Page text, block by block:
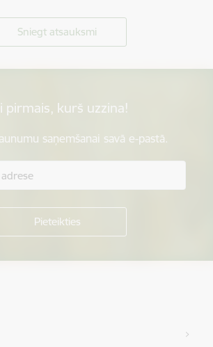
Sniegt atsauksmi
pirmais, kurš uzzina!
saņemšanai savā e-pastā.